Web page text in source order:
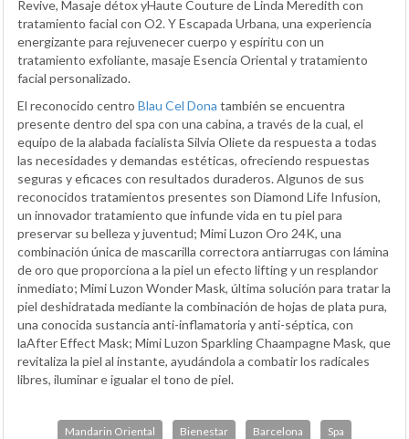
Revive, Masaje détox yHaute Couture de Linda Meredith con
tratamiento facial con O2. Y Escapada Urbana, una experiencia
energizante para rejuvenecer cuerpo y espíritu con un
tratamiento exfoliante, masaje Esencia Oriental y tratamiento
facial personalizado.
El reconocido centro Blau Cel Dona también se encuentra
presente dentro del spa con una cabina, a través de la cual, el
equipo de la alabada facialista Silvia Oliete da respuesta a todas
las necesidades y demandas estéticas, ofreciendo respuestas
seguras y eficaces con resultados duraderos. Algunos de sus
reconocidos tratamientos presentes son Diamond Life Infusion,
un innovador tratamiento que infunde vida en tu piel para
preservar su belleza y juventud; Mimi Luzon Oro 24K, una
combinación única de mascarilla correctora antiarrugas con lámina
de oro que proporciona a la piel un efecto lifting y un resplandor
inmediato; Mimi Luzon Wonder Mask, última solución para tratar la
piel deshidratada mediante la combinación de hojas de plata pura,
una conocida sustancia anti-inflamatoria y anti-séptica, con
laAfter Effect Mask; Mimi Luzon Sparkling Chaampagne Mask, que
revitaliza la piel al instante, ayudándola a combatir los radicales
libres, iluminar e igualar el tono de piel.
Mandarin Oriental Bienestar Barcelona Spa